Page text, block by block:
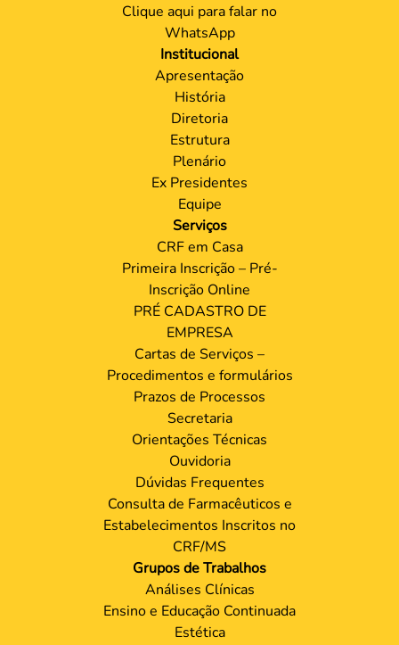
Clique aqui para falar no
WhatsApp
Institucional
Apresentação
História
Diretoria
Estrutura
Plenário
Ex Presidentes
Equipe
Serviços
CRF em Casa
Primeira Inscrição – Pré-
Inscrição Online
PRÉ CADASTRO DE
EMPRESA
Cartas de Serviços –
Procedimentos e formulários
Prazos de Processos
Secretaria
Orientações Técnicas
Ouvidoria
Dúvidas Frequentes
Consulta de Farmacêuticos e
Estabelecimentos Inscritos no
CRF/MS
Grupos de Trabalhos
Análises Clínicas
Ensino e Educação Continuada
Estética